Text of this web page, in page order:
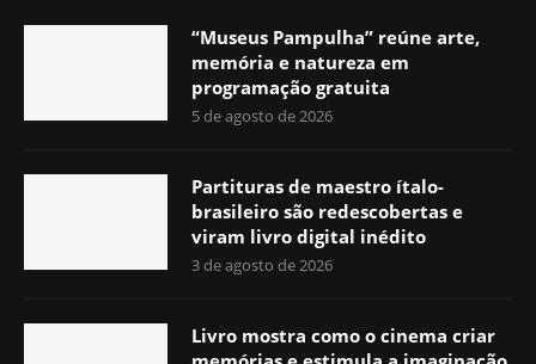
“Museus Pampulha” reúne arte,
memória e natureza em
programação gratuita
5 de agosto de 2026
Partituras de maestro ítalo-
brasileiro são redescobertas e
viram livro digital inédito
3 de agosto de 2026
Livro mostra como o cinema criar